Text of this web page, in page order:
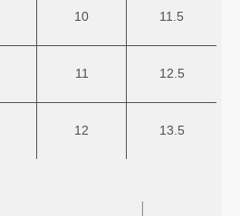
10 11.5
11 12.5
12 13.5